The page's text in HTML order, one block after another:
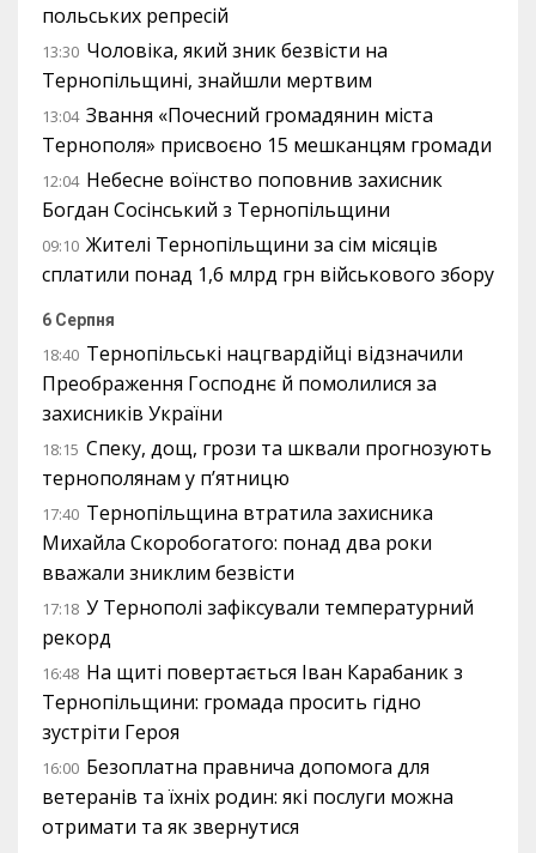
польських репресій
13:30 Чоловіка, який зник безвісти на
Тернопільщині, знайшли мертвим
13:04 Звання «Почесний громадянин міста
Тернополя» присвоєно 15 мешканцям громади
12:04 Небесне воїнство поповнив захисник
Богдан Сосінський з Тернопільщини
09:10 Жителі Тернопільщини за сім місяців
сплатили понад 1,6 млрд грн військового збору
6 Серпня
18:40 Тернопільські нацгвардійці відзначили
Преображення Господнє й помолилися за
захисників України
18:15 Спеку, дощ, грози та шквали прогнозують
тернополянам у п’ятницю
17:40 Тернопільщина втратила захисника
Михайла Скоробогатого: понад два роки
вважали зниклим безвісти
17:18 У Тернополі зафіксували температурний
рекорд
16:48 На щиті повертається Іван Карабаник з
Тернопільщини: громада просить гідно
зустріти Героя
16:00 Безоплатна правнича допомога для
ветеранів та їхніх родин: які послуги можна
отримати та як звернутися